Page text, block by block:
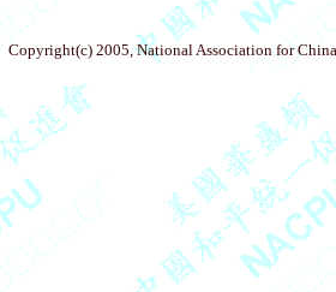
Copyright(c) 2005, National Association for